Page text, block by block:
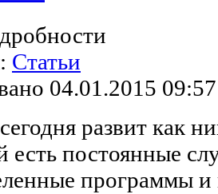
Статьи
04.01.2015 09:57
развит как
есть постоянные
программы